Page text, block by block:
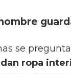
se
ropa